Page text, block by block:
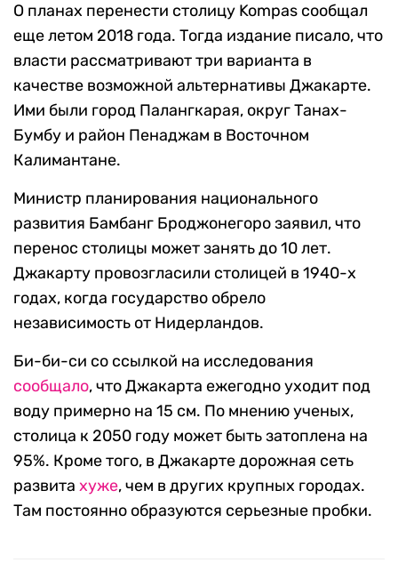
О планах перенести столицу Kompas сообщал
еще летом 2018 года. Тогда издание писало, что
власти рассматривают три варианта в
качестве возможной альтернативы Джакарте.
Ими были город Палангкарая, округ Танах-
Бумбу и район Пенаджам в Восточном
Калимантане.
Министр планирования национального
развития Бамбанг Броджонегоро заявил, что
перенос столицы может занять до 10 лет.
Джакарту провозгласили столицей в 1940-х
годах, когда государство обрело
независимость от Нидерландов.
Би-би-си со ссылкой на исследования
сообщало, что Джакарта ежегодно уходит под
воду примерно на 15 см. По мнению ученых,
столица к 2050 году может быть затоплена на
95%. Кроме того, в Джакарте дорожная сеть
развита хуже, чем в других крупных городах.
Там постоянно образуются серьезные пробки.